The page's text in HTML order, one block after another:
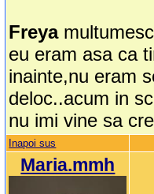
Freya
eu eram asa ca
inainte,nu eram
deloc..acum in
nu imi vine sa
Inapoi sus
Maria.mmh